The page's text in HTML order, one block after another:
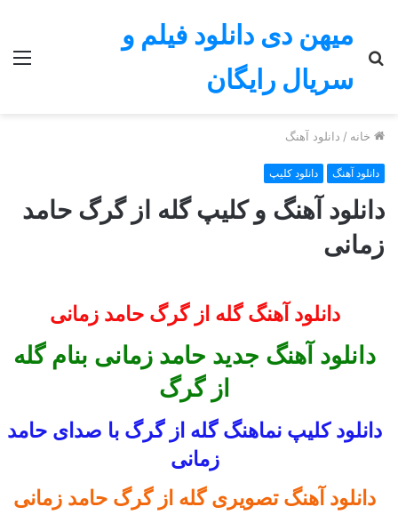
میهن دی دانلود فیلم و
سریال رایگان
جستجو
برای
خانه / دانلود آهنگ
دانلود آهنگ دانلود کلیپ
دانلود آهنگ و کلیپ گله از گرگ حامد
زمانی
دانلود آهنگ گله از گرگ حامد زمانی
دانلود آهنگ جدید حامد زمانی بنام گله
از گرگ
دانلود کلیپ نماهنگ گله از گرگ با صدای حامد
زمانی
دانلود آهنگ تصویری گله از گرگ حامد زمانی